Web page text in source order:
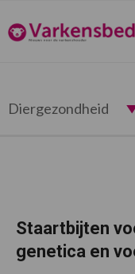
de
hoofdnavigatie
de
hoofd
de
eerste
de
voettekst
Varkensbedrijf.nl
Diergezondheid
Staartbijten
genetica en